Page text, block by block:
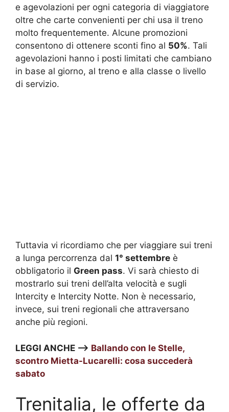
e agevolazioni per ogni categoria di viaggiatore
oltre che carte convenienti per chi usa il treno
molto frequentemente. Alcune promozioni
consentono di ottenere sconti fino al 50%. Tali
agevolazioni hanno i posti limitati che cambiano
in base al giorno, al treno e alla classe o livello
di servizio.
Tuttavia vi ricordiamo che per viaggiare sui treni
a lunga percorrenza dal 1° settembre è
obbligatorio il Green pass. Vi sarà chiesto di
mostrarlo sui treni dell’alta velocità e sugli
Intercity e Intercity Notte. Non è necessario,
invece, sui treni regionali che attraversano
anche più regioni.
LEGGI ANCHE —> Ballando con le Stelle,
scontro Mietta-Lucarelli: cosa succederà
sabato
Trenitalia, le offerte da